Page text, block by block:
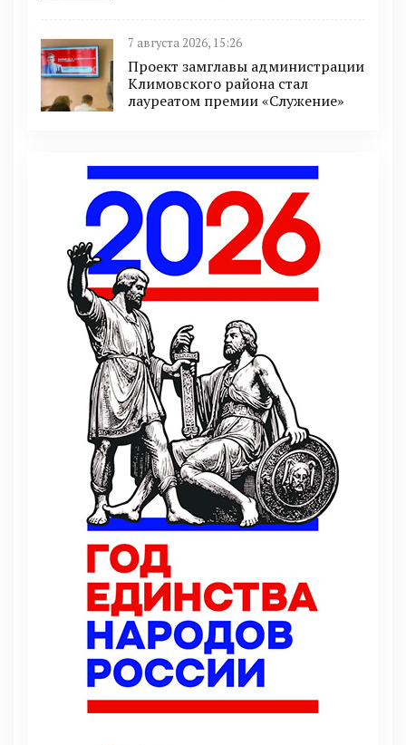
7 августа 2026, 15:26
Проект замглавы администрации
Климовского района стал
лауреатом премии «Служение»